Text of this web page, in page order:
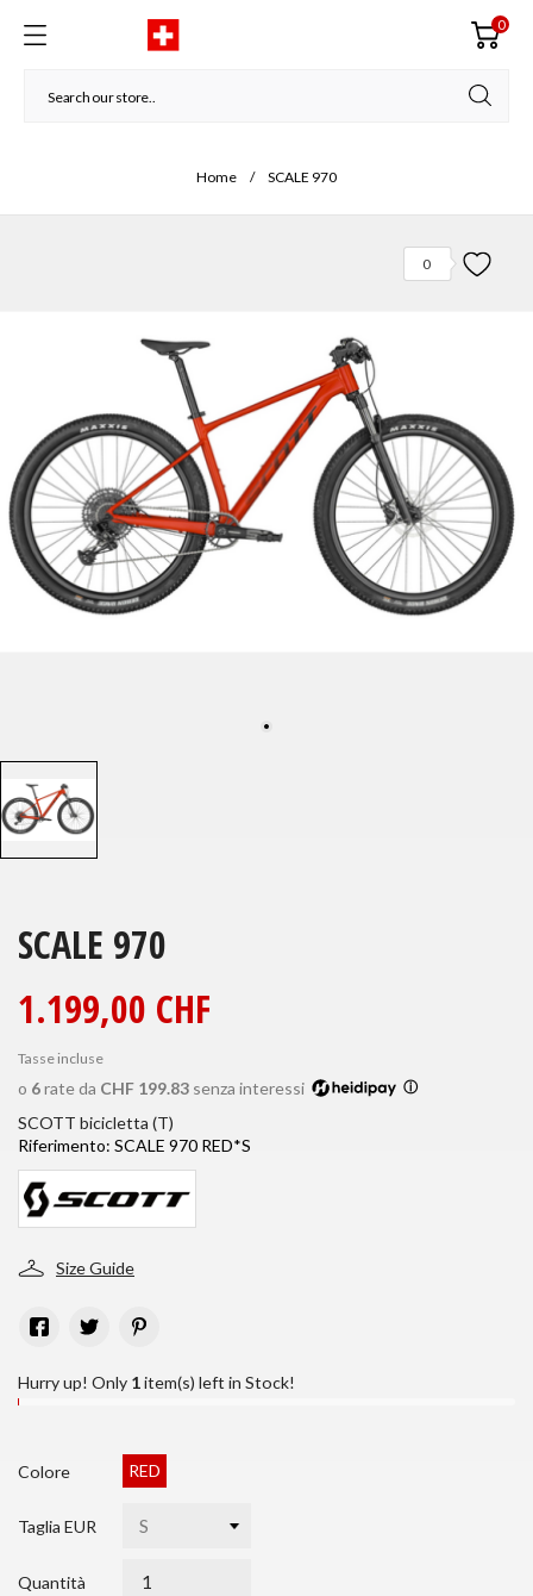
0
Home SCALE 970
0
SCALE 970
1.199,00 CHF
Tasse incluse
o 6rate da CHF 199.83 senza interessi ⓘ
SCOTT bicicletta (T)
Riferimento: SCALE 970 RED*S
Size Guide
Hurry up! Only 1item(s) left in Stock!
Colore RED
Taglia EUR
Quantità